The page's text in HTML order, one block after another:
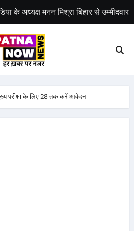
राजद का बंद को समर्थन
परीक्षा के लिए 28 तक करें आवेदन